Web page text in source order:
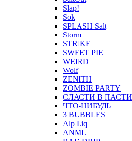
Slap!
Sok
SPLASH Salt
Storm
STRIKE
SWEET PIE
WEIRD
Wolf
ZENITH
ZOMBIE PARTY
СЛАСТИ В ПАСТИ
ЧТО-НИБУДЬ
3 BUBBLES
Alp Liq
ANML